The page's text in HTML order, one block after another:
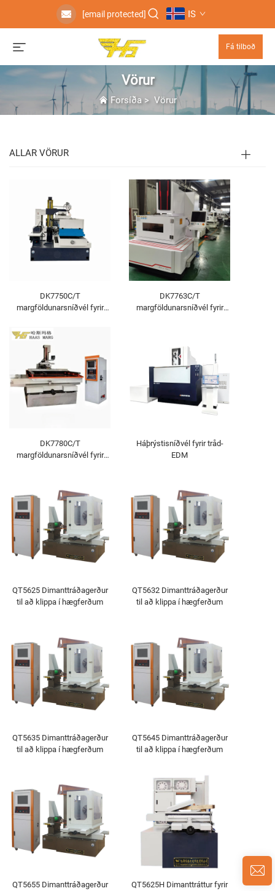
[email protected] IS
Fá tilboð
Vörur
Forsíða> Vörur
ALLAR VÖRUR
DK7750C/T
margföldunarsníðvél fyrir
DK7763C/T
margföldunarsníðvél fyrir
DK7780C/T
margföldunarsníðvél fyrir
Háþrýstisníðvél fyrir tråd-
EDM
QT5625 Dimanttráðagerður
til að klippa í hægferðum
QT5632 Dimanttráðagerður
til að klippa í hægferðum
QT5635 Dimanttráðagerður
til að klippa í hægferðum
QT5645 Dimanttráðagerður
til að klippa í hægferðum
QT5655 Dimanttráðagerður
QT5625H Dimanttráttur fyrir